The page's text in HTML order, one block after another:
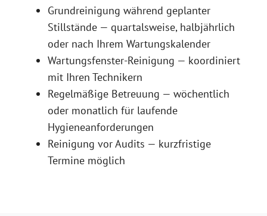
Grundreinigung während geplanter
Stillstände — quartalsweise, halbjährlich
oder nach Ihrem Wartungskalender
Wartungsfenster-Reinigung — koordiniert
mit Ihren Technikern
Regelmäßige Betreuung — wöchentlich
oder monatlich für laufende
Hygieneanforderungen
Reinigung vor Audits — kurzfristige
Termine möglich